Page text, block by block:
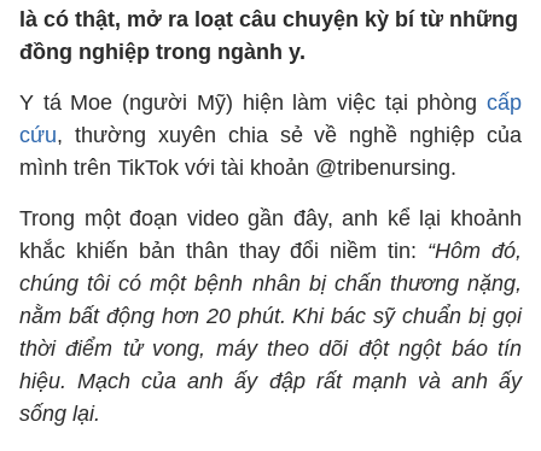
là có thật, mở ra loạt câu chuyện kỳ bí từ những
đồng nghiệp trong ngành y.
Y tá Moe (người Mỹ) hiện làm việc tại phòng cấp
cứu, thường xuyên chia sẻ về nghề nghiệp của
mình trên TikTok với tài khoản @tribenursing.
Trong một đoạn video gần đây, anh kể lại khoảnh
khắc khiến bản thân thay đổi niềm tin: “Hôm đó,
chúng tôi có một bệnh nhân bị chấn thương nặng,
nằm bất động hơn 20 phút. Khi bác sỹ chuẩn bị gọi
thời điểm tử vong, máy theo dõi đột ngột báo tín
hiệu. Mạch của anh ấy đập rất mạnh và anh ấy
sống lại.